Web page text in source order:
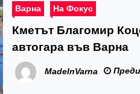
Варна На Фокус
Кметът Благомир
автогара във Варна
MadeInVarna Преди